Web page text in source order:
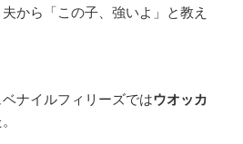
から「この子、強いよ」と教え
ナイルフィリーズではウオッカ